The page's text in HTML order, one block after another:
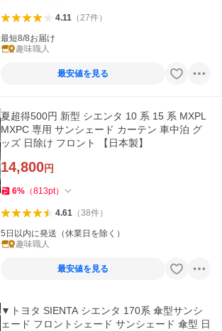
4.11（27件）
最短8/8お届け
趣味職人
最安値を見る
夏超得500円 新型 シエンタ 10 系 15 系 MXPL
MXPC 専用 サンシェード カーテン 車中泊 グ
ッズ 日除け フロント 【日本製】
14,800円
6% （813pt）
4.61（38件）
5日以内に発送（休業日を除く）
趣味職人
最安値を見る
▼トヨタ SIENTA シエンタ 170系 傘型サンシ
ェード フロントシェード サンシェード 傘型 日